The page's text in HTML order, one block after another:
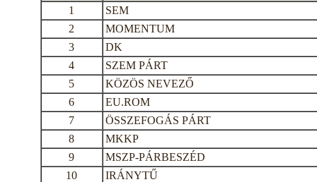
1
SEM
2
MOMENTUM
3
DK
4
SZEM PÁRT
5
KÖZÖS NEVEZŐ
6
EU.ROM
7
ÖSSZEFOGÁS PÁRT
8
MKKP
9
MSZP-PÁRBESZÉD
10
IRÁNYTŰ